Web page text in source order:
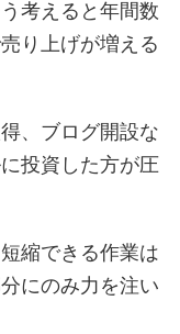
考えると年間数
り上げが増える
、ブログ開設な
投資した方が圧
縮できる作業は
にのみ力を注い